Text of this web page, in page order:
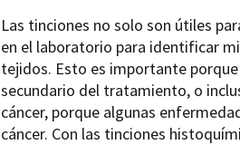
Las tinciones no solo son útiles
en el laboratorio para identificar
tejidos. Esto es importante
secundario del tratamiento, o
cáncer, porque algunas
cáncer. Con las tinciones